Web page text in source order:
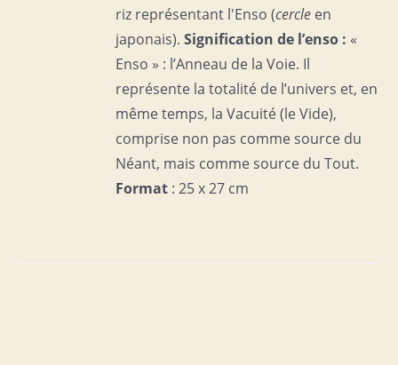
riz représentant l'Enso (cercle en
japonais).Signification de l’enso : «
Enso » : l’Anneau de la Voie. Il
représente la totalité de l’univers et, en
même temps, la Vacuité (le Vide),
comprise non pas comme source du
Néant, mais comme source du Tout.
Format : 25 x 27 cm